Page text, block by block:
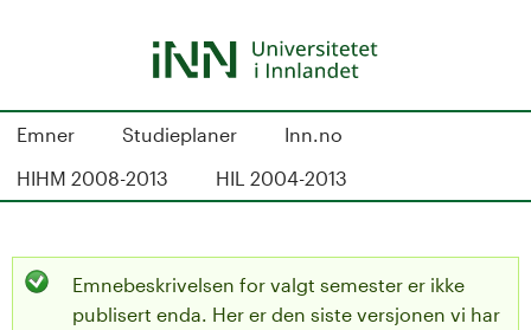
S
d
Emner Studieplaner
Inn.no
HIHM 2008-2013
HIL 2004-2013
S
Emnebeskrivelsen for valgt semester er ikke
publisert enda. Her er den siste versjonen vi har